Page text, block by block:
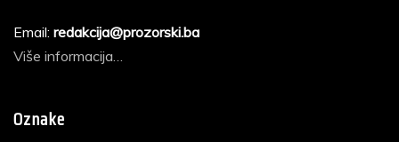
Email: redakcija@prozorski.ba
Više informacija…
Oznake